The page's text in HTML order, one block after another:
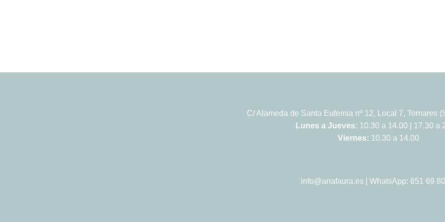
C/ Alameda de Santa Eufemia nº 12, Local 7, Tomares
Lunes a Jueves: 10.30 a 14.00 | 17.30 a
Viernes: 10.30 a 14.00
info@anafaura.es| WhatsApp: 651 69 80